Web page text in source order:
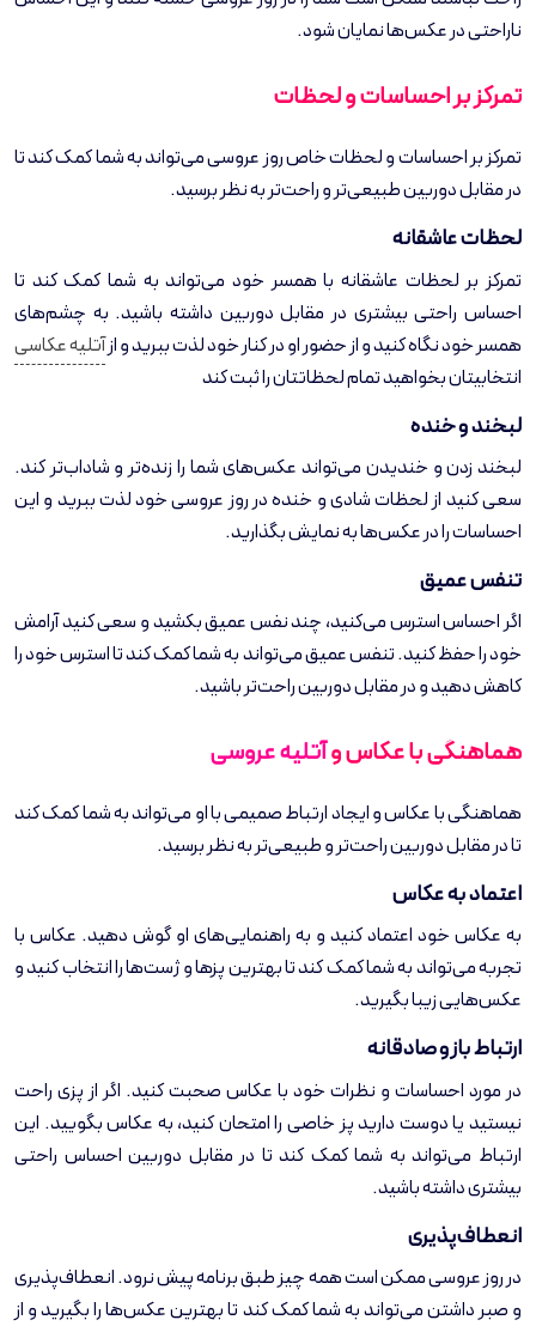
ناراحتی در عکس‌ها نمایان شود.
تمرکز بر احساسات و لحظات
تمرکز بر احساسات و لحظات خاص روز عروسی می‌تواند به شما کمک کند تا
در مقابل دوربین طبیعی‌تر و راحت‌تر به نظر برسید.
لحظات عاشقانه
تمرکز بر لحظات عاشقانه با همسر خود می‌تواند به شما کمک کند تا
احساس راحتی بیشتری در مقابل دوربین داشته باشید. به چشم‌های
همسر خود نگاه کنید و از حضور او در کنار خود لذت ببرید و ازآتلیه عکاسی
انتخابیتان بخواهید تمام لحظاتتان را ثبت کند
لبخند و خنده
لبخند زدن و خندیدن می‌تواند عکس‌های شما را زنده‌تر و شاداب‌تر کند.
سعی کنید از لحظات شادی و خنده در روز عروسی خود لذت ببرید و این
احساسات را در عکس‌ها به نمایش بگذارید.
تنفس عمیق
اگر احساس استرس می‌کنید، چند نفس عمیق بکشید و سعی کنید آرامش
خود را حفظ کنید. تنفس عمیق می‌تواند به شما کمک کند تا استرس خود را
کاهش دهید و در مقابل دوربین راحت‌تر باشید.
هماهنگی با عکاس وآتلیه عروسی
هماهنگی با عکاس و ایجاد ارتباط صمیمی با او می‌تواند به شما کمک کند
تا در مقابل دوربین راحت‌تر و طبیعی‌تر به نظر برسید.
اعتماد به عکاس
به عکاس خود اعتماد کنید و به راهنمایی‌های او گوش دهید. عکاس با
تجربه می‌تواند به شما کمک کند تا بهترین پزها و ژست‌ها را انتخاب کنید و
عکس‌هایی زیبا بگیرید.
ارتباط باز و صادقانه
در مورد احساسات و نظرات خود با عکاس صحبت کنید. اگر از پزی راحت
نیستید یا دوست دارید پز خاصی را امتحان کنید، به عکاس بگویید. این
ارتباط می‌تواند به شما کمک کند تا در مقابل دوربین احساس راحتی
بیشتری داشته باشید.
انعطاف‌پذیری
در روز عروسی ممکن است همه چیز طبق برنامه پیش نرود. انعطاف‌پذیری
و صبر داشتن می‌تواند به شما کمک کند تا بهترین عکس‌ها را بگیرید و از